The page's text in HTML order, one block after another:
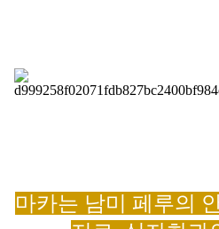
마카는 남미 페루의